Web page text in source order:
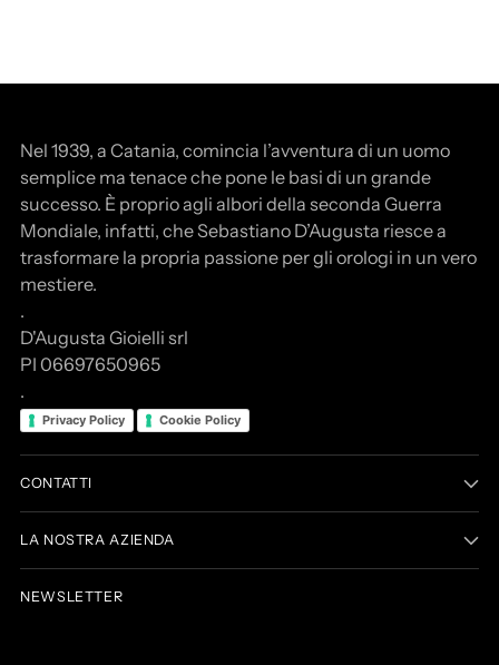
Nel 1939, a Catania, comincia l’avventura di un uomo
semplice ma tenace che pone le basi di un grande
successo. È proprio agli albori della seconda Guerra
Mondiale, infatti, che Sebastiano D’Augusta riesce a
trasformare la propria passione per gli orologi in un vero
mestiere.
.
D'Augusta Gioielli srl
PI 06697650965
.
Privacy Policy Cookie Policy
CONTATTI
LA NOSTRA AZIENDA
NEWSLETTER